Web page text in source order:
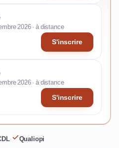
2026 · à distance
S'inscrire
2026 · à distance
S'inscrire
· Qualiopi